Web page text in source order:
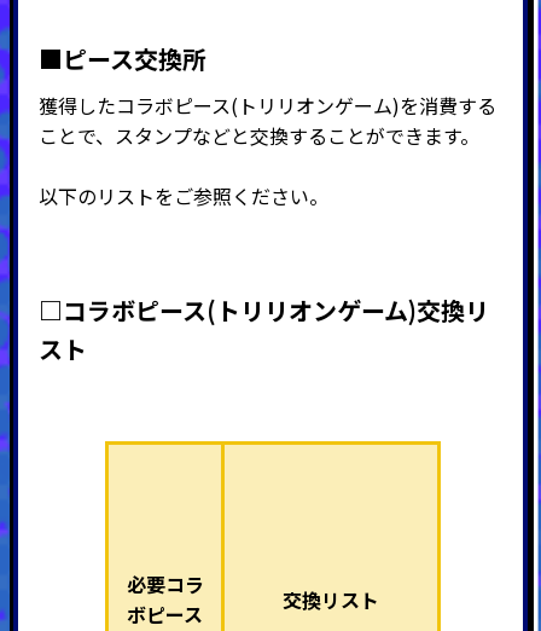
■ピース交換所
獲得したコラボピース(トリリオンゲーム)を消費する
ことで、スタンプなどと交換することができます。
以下のリストをご参照ください。
□コラボピース(トリリオンゲーム)交換リ
スト
必要コラ
ボピース
交換リスト